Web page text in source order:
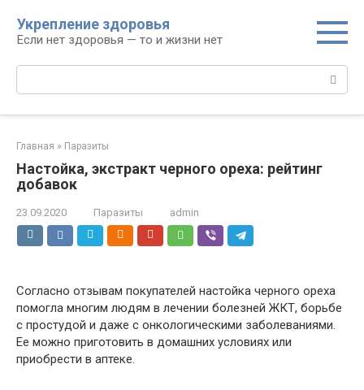
контенту
Укрепление здоровья
Если нет здоровья — то и жизни нет
Поиск:
Главная » Паразиты
Настойка, экстракт черного ореха: рейтинг
добавок
23.09.2020 Паразиты admin
Согласно отзывам покупателей настойка черного ореха
помогла многим людям в лечении болезней ЖКТ, борьбе
с простудой и даже с онкологическими заболеваниями.
Ее можно приготовить в домашних условиях или
приобрести в аптеке.